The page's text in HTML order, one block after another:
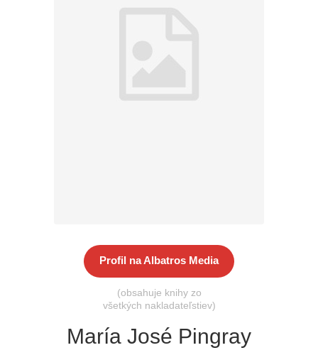
Všetky kategórie
Profil na Albatros Media
(obsahuje knihy zo
všetkých nakladateľstiev)
María José Pingray